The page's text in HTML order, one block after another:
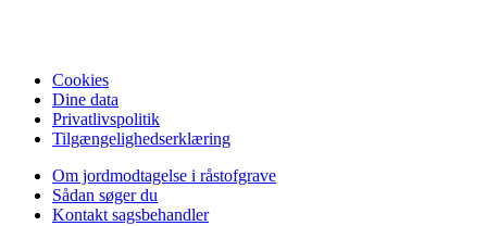
Cookies
Dine data
Privatlivspolitik
Tilgængelighedserklæring
Om jordmodtagelse i råstofgrave
Sådan søger du
Kontakt sagsbehandler